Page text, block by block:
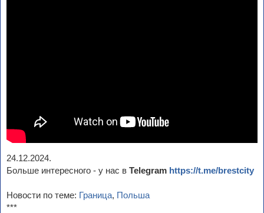
24.12.2024.
Больше интересного - у нас в Telegram https://t.me/brestcity
Новости по теме: Граница, Польша
***